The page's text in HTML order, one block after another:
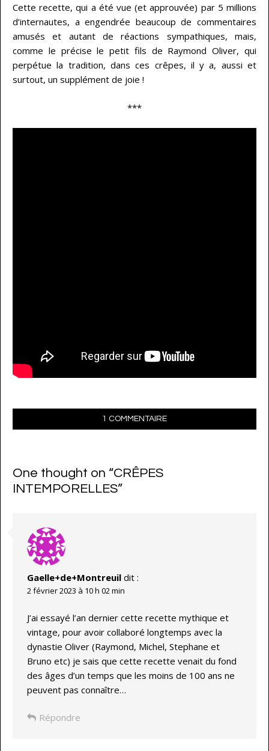
Cette recette, qui a été vue (et approuvée) par 5 millions
d’internautes, a engendrée beaucoup de commentaires
amusés et autant de réactions sympathiques, mais,
comme le précise le petit fils de Raymond Oliver, qui
perpétue la tradition, dans ces crêpes, il y a, aussi et
surtout, un supplément de joie !
***
1 COMMENTAIRE
One thought on “CRÊPES
INTEMPORELLES”
Gaelle+de+Montreuil dit :
2 février 2023 à 10 h 02 min
J’ai essayé l’an dernier cette recette mythique et
vintage, pour avoir collaboré longtemps avec la
dynastie Oliver (Raymond, Michel, Stephane et
Bruno etc) je sais que cette recette venait du fond
des âges d’un temps que les moins de 100 ans ne
peuvent pas connaître…
Répondre